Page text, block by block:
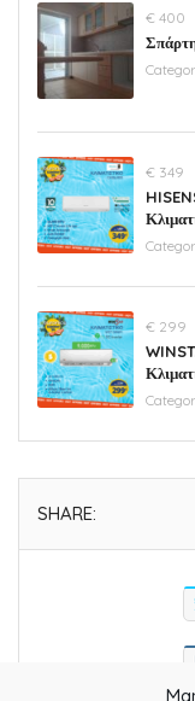
€ 400
€ 349
€ 299
SHARE: